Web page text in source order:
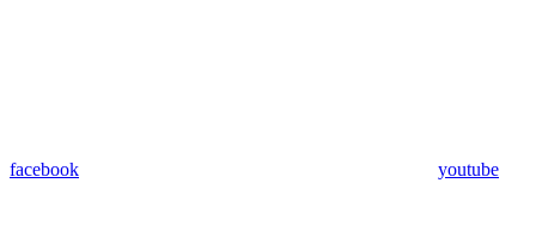
facebook youtube